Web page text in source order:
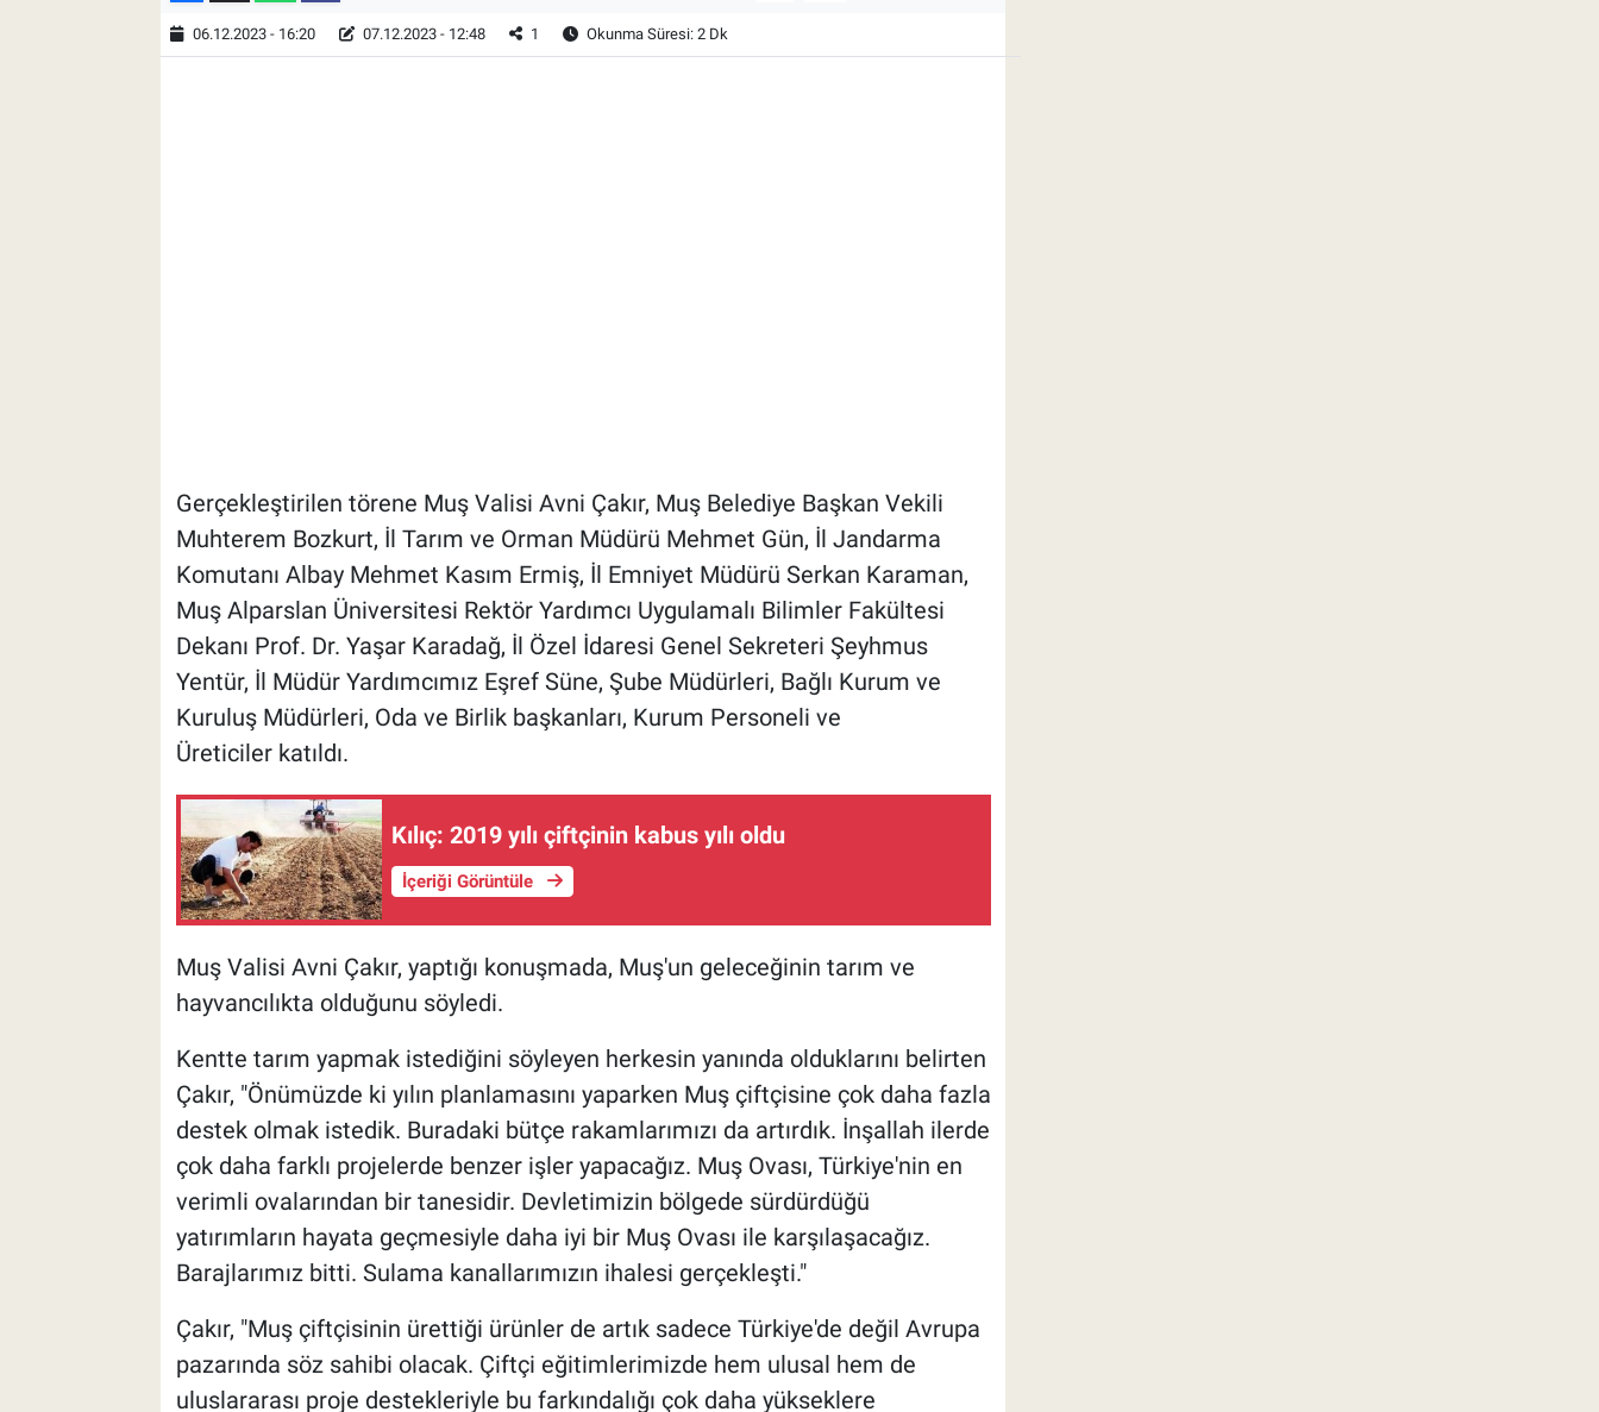
06.12.2023 - 16:20 07.12.2023 - 12:48 1 Okunma Süresi: 2 Dk
Gerçekleştirilen törene Muş Valisi Avni Çakır, Muş Belediye Başkan Vekili
Muhterem Bozkurt, İl Tarım ve Orman Müdürü Mehmet Gün, İl Jandarma
Komutanı Albay Mehmet Kasım Ermiş, İl Emniyet Müdürü Serkan Karaman,
Muş Alparslan Üniversitesi Rektör Yardımcı Uygulamalı Bilimler Fakültesi
Dekanı Prof. Dr. Yaşar Karadağ, İl Özel İdaresi Genel Sekreteri Şeyhmus
Yentür, İl Müdür Yardımcımız Eşref Süne, Şube Müdürleri, Bağlı Kurum ve
Kuruluş Müdürleri, Oda ve Birlik başkanları, Kurum Personeli ve
Üreticiler katıldı.
Kılıç: 2019 yılı çiftçinin kabus yılı oldu
İçeriği Görüntüle
Muş Valisi Avni Çakır, yaptığı konuşmada, Muş'un geleceğinin tarım ve
hayvancılıkta olduğunu söyledi.
Kentte tarım yapmak istediğini söyleyen herkesin yanında olduklarını belirten
Çakır, "Önümüzde ki yılın planlamasını yaparken Muş çiftçisine çok daha fazla
destek olmak istedik. Buradaki bütçe rakamlarımızı da artırdık. İnşallah ilerde
çok daha farklı projelerde benzer işler yapacağız. Muş Ovası, Türkiye'nin en
verimli ovalarından bir tanesidir. Devletimizin bölgede sürdürdüğü
yatırımların hayata geçmesiyle daha iyi bir Muş Ovası ile karşılaşacağız.
Barajlarımız bitti. Sulama kanallarımızın ihalesi gerçekleşti."
Çakır, "Muş çiftçisinin ürettiği ürünler de artık sadece Türkiye'de değil Avrupa
pazarında söz sahibi olacak. Çiftçi eğitimlerimizde hem ulusal hem de
uluslararası proje destekleriyle bu farkındalığı çok daha yükseklere